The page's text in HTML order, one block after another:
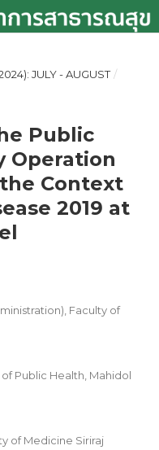
JULY - AUGUST /
Public
Operation
Context
2019 at
Faculty of
Public Health, Mahidol
of Medicine Siriraj